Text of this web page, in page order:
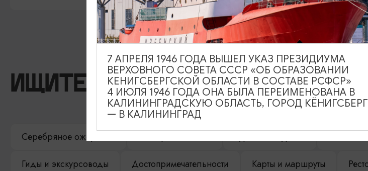
ИЩИТЕ ТАКЖЕ НА НАШЕМ САЙТЕ
Серебряное ожерелье
Гиды и экскурсоводы Достопримечательности Карты и маршруты
7 АПРЕЛЯ 1946 ГОДА ВЫШЕЛ УКАЗ ПРЕЗИДИУМА
ВЕРХОВНОГО СОВЕТА СССР «ОБ ОБРАЗОВАНИИ
КЕНИГСБЕРГСКОЙ ОБЛАСТИ В СОСТАВЕ РСФСР»
4 ИЮЛЯ 1946 ГОДА ОНА БЫЛА ПЕРЕИМЕНОВАНА В
КАЛИНИНГРАДСКУЮ ОБЛАСТЬ, ГОРОД КЁНИГСБЕРГ
— В КАЛИНИНГРАД